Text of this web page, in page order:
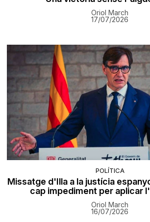
Oriol March
17/07/2026
POLÍTICA
Missatge d'Illa a la justícia
cap impediment per aplicar
Oriol March
16/07/2026